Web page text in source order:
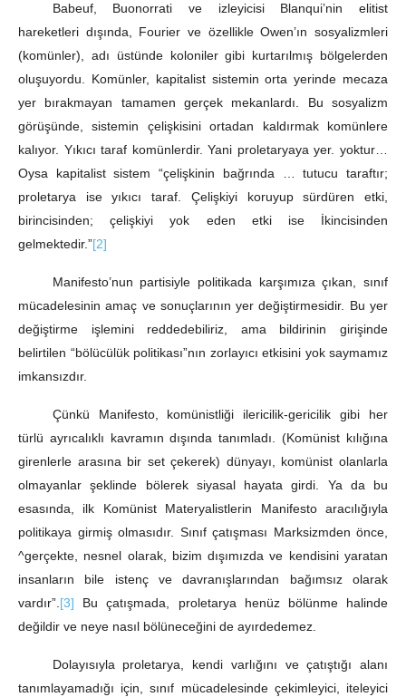
Babeuf, Buonorrati ve izleyicisi Blanqui’nin elitist
hareketleri dışında, Fourier ve özellikle Owen’ın sosyalizmleri
(komünler), adı üstünde koloniler gibi kurtarılmış bölgelerden
oluşuyordu. Komünler, kapitalist sistemin orta yerinde mecaza
yer bırakmayan tamamen gerçek mekanlardı. Bu sosyalizm
görüşünde, sistemin çelişkisini ortadan kaldırmak komünlere
kalıyor. Yıkıcı taraf komünlerdir. Yani proletaryaya yer. yoktur…
Oysa kapitalist sistem “çelişkinin bağrında … tutucu taraftır;
proletarya ise yıkıcı taraf. Çelişkiyi koruyup sürdüren etki,
birincisinden; çelişkiyi yok eden etki ise İkincisinden
gelmektedir.”[2]
Manifesto’nun partisiyle politikada karşımıza çıkan, sınıf
mücadelesinin amaç ve sonuçlarının yer değiştirmesidir. Bu yer
değiştirme işlemini reddedebiliriz, ama bildirinin girişinde
belirtilen “bölücülük politikası”nın zorlayıcı etkisini yok saymamız
imkansızdır.
Çünkü Manifesto, komünistliği ilericilik-gericilik gibi her
türlü ayrıcalıklı kavramın dışında tanımladı. (Komünist kılığına
girenlerle arasına bir set çekerek) dünyayı, komünist olanlarla
olmayanlar şeklinde bölerek siyasal hayata girdi. Ya da bu
esasında, ilk Komünist Materyalistlerin Manifesto aracılığıyla
politikaya girmiş olmasıdır. Sınıf çatışması Marksizmden önce,
^gerçekte, nesnel olarak, bizim dışımızda ve kendisini yaratan
insanların bile istenç ve davranışlarından bağımsız olarak
vardır”. [3] Bu çatışmada, proletarya henüz bölünme halinde
değildir ve neye nasıl bölüneceğini de ayırdedemez.
Dolayısıyla proletarya, kendi varlığını ve çatıştığı alanı
tanımlayamadığı için, sınıf mücadelesinde çekimleyici, iteleyici